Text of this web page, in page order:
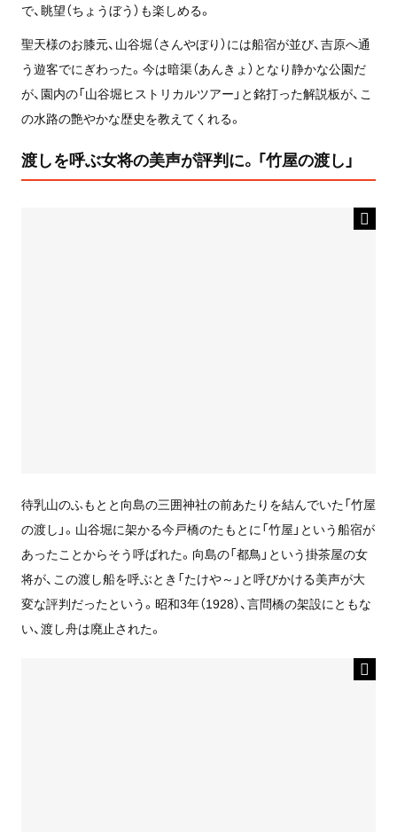
で、眺望（ちょうぼう）も楽しめる。
聖天様のお膝元、山谷堀（さんやぼり）には船宿が並び、吉原へ通
う遊客でにぎわった。今は暗渠（あんきょ）となり静かな公園だ
が、園内の「山谷堀ヒストリカルツアー」と銘打った解説板が、こ
の水路の艶やかな歴史を教えてくれる。
渡しを呼ぶ女将の美声が評判に。「竹屋の渡し」
待乳山のふもとと向島の三囲神社の前あたりを結んでいた「竹屋
の渡し」。山谷堀に架かる今戸橋のたもとに「竹屋」という船宿が
あったことからそう呼ばれた。向島の「都鳥」という掛茶屋の女
将が、この渡し船を呼ぶとき「たけや～」と呼びかける美声が大
変な評判だったという。昭和3年（1928）、言問橋の架設にともな
い、渡し舟は廃止された。